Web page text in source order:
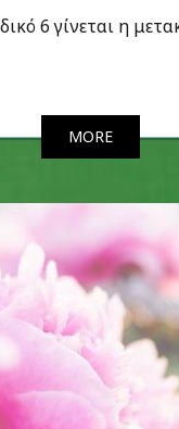
6 γίνεται η
MORE